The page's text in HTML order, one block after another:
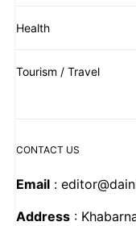
Health
Tourism / Travel
CONTACT US
Email :
Address :